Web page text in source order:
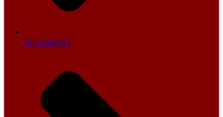
สภ.บางเสาธง